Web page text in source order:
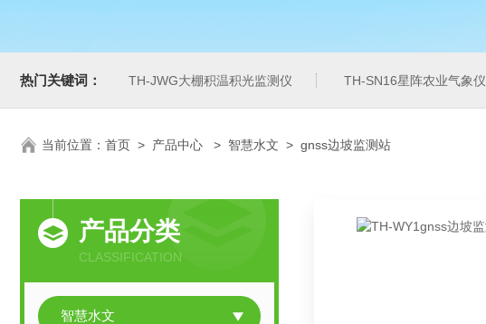
热门关键词： TH-JWG大棚积温积光监测仪 TH-SN16星阵农业气象仪
当前位置： 首页 > 产品中心 > 智慧水文 > gnss边坡监测站
产品分类
CLASSIFICATION
智慧水文